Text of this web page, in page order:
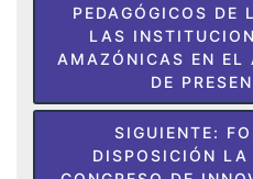
entradas
PEDAGÓGICOS DE
LAS
AMAZÓNICAS EN EL
DE
SIGUIENTE:
DISPOSICIÓN